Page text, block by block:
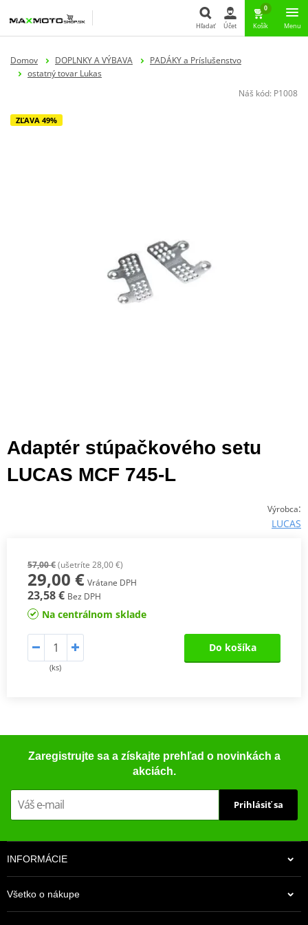
Hľadať Účet
0
Košík Menu
Domov DOPLNKY A VÝBAVA
PADÁKY a Príslušenstvo
ostatný tovar Lukas
Náš kód: P1008
ZĽAVA 49%
Adaptér stúpačkového setu
LUCAS MCF 745-L
Výrobca:
LUCAS
57,00 €(ušetríte 28,00 €)
29,00 € Vrátane DPH
23,58 € Bez DPH
Na centrálnom sklade
(ks)
Do košíka
Zaregistrujte sa a získajte prehľad o novinkách a
akciách.
Prihlásiť sa
INFORMÁCIE
Všetko o nákupe